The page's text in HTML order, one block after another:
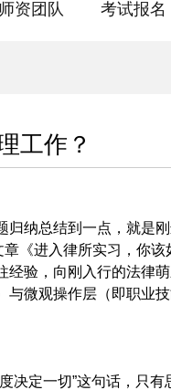
师资团队 考试报名
工作？
纳总结到一点，就是
《进入律所实习，你
验，向刚入行的法律
微观操作层（即职业
决定一切”这句话，只